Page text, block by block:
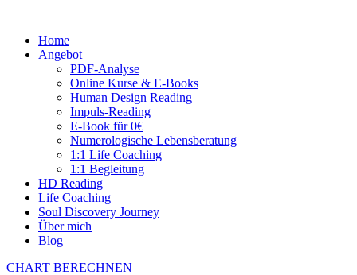
Home
Angebot
PDF-Analyse
Online Kurse & E-Books
Human Design Reading
Impuls-Reading
E-Book für 0€
Numerologische Lebensberatung
1:1 Life Coaching
1:1 Begleitung
HD Reading
Life Coaching
Soul Discovery Journey
Über mich
Blog
CHART BERECHNEN